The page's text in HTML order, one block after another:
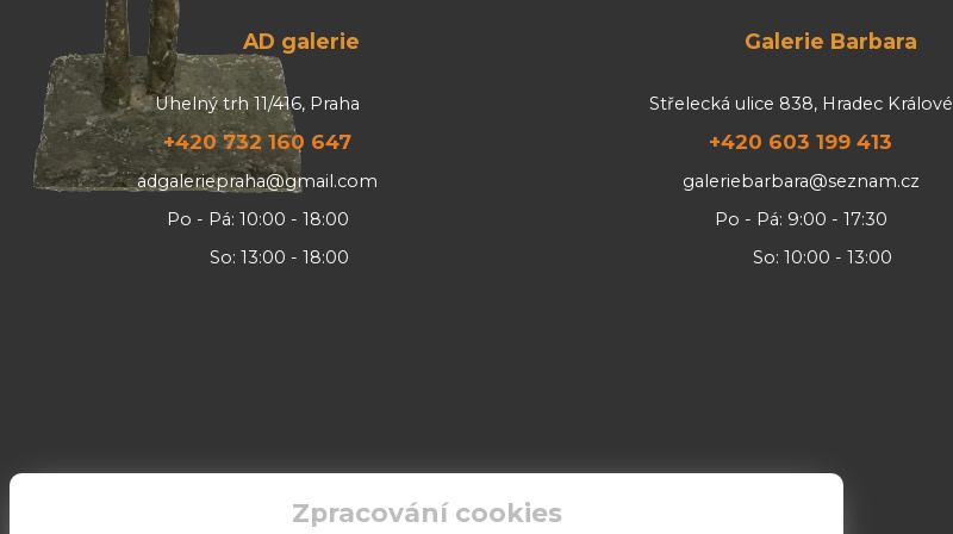
AD galerie
Uhelný trh 11/416, Praha
+420 732 160 647
adgaleriepraha@gmail.com
Po - Pá: 10:00 - 18:00
So: 13:00 - 18:00
Galerie Barbara
Střelecká ulice 838, Hradec Králové
+420 603 199 413
galeriebarbara@seznam.cz
Po - Pá: 9:00 - 17:30
So: 10:00 - 13:00
Zpracování cookies